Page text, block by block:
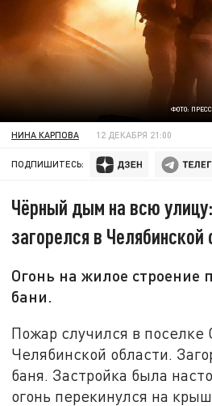
ФОТО:
НИНА КАРПОВА 12 ДЕКАБРЯ 21:00
ПОДПИШИТЕСЬ:
Чёрный дым на всю
загорелся в Челябинской
Огонь на жилое строение
бани.
Пожар случился в поселке
Челябинской области.
баня. Застройка была
огонь перекинулся на